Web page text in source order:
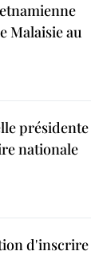
Malaisie au
présidente
nationale
d'inscrire